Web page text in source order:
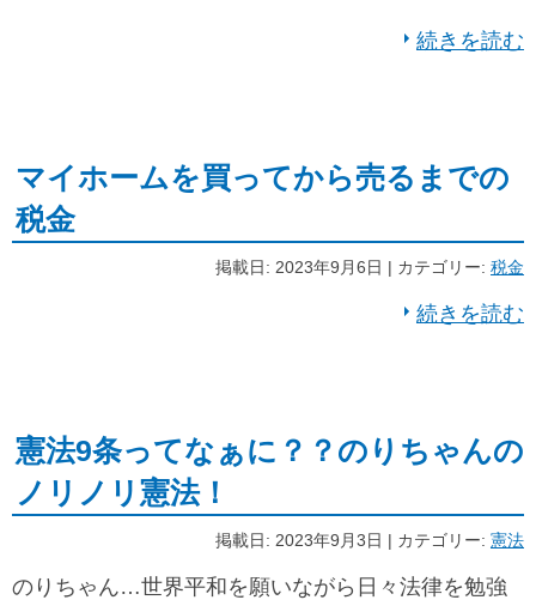
続きを読む
マイホームを買ってから売るまでの
税金
掲載日: 2023年9月6日 | カテゴリー: 税金
続きを読む
憲法9条ってなぁに？？のりちゃんの
ノリノリ憲法！
掲載日: 2023年9月3日 | カテゴリー: 憲法
のりちゃん…世界平和を願いながら日々法律を勉強